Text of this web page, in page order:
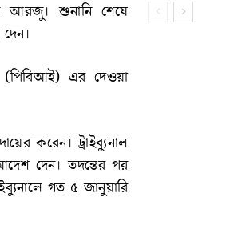
আরজু। শুনানি শেষে
এর দেওয়া
করেন। ট্রাইব্যুনাল
দেন। তদন্তের পর
গত ৫ জানুয়ারি